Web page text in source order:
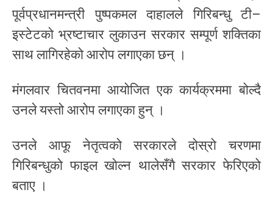
पूर्वप्रधानमन्त्री पुष्पकमल दाहालले गिरिबन्धु टी–
इस्टेटको भ्रष्टाचार लुकाउन सरकार सम्पूर्ण शक्तिका
साथ लागिरहेको आरोप लगाएका छन् ।
मंगलवार चितवनमा आयोजित एक कार्यक्रममा बोल्दै
उनले यस्तो आरोप लगाएका हुन् ।
उनले आफू नेतृत्वको सरकारले दोस्रो चरणमा
गिरिबन्धुको फाइल खोल्न थालेसँगै सरकार फेरिएको
बताए ।